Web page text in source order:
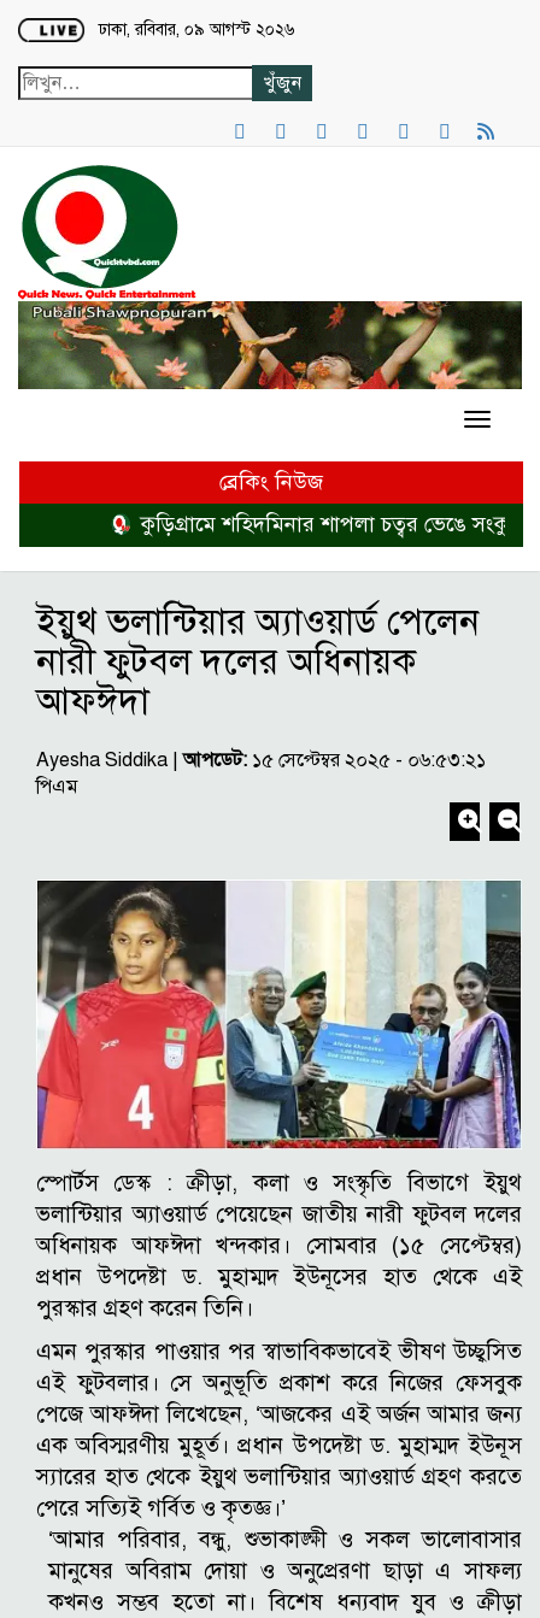
Loading...
ঢাকা, রবিবার, ০৯ আগস্ট ২০২৬
ব্রেকিং নিউজ
কুড়িগ্রামে শহিদমিনার শাপলা চত্বর ভেঙে সংকুচিত
ইয়ুথ ভলান্টিয়ার অ্যাওয়ার্ড পেলেন
নারী ফুটবল দলের অধিনায়ক
আফঈদা
Ayesha Siddika |আপডেট: ১৫ সেপ্টেম্বর ২০২৫ - ০৬:৫৩:২১
পিএম
স্পোর্টস ডেস্ক :ক্রীড়া, কলা ও সংস্কৃতি বিভাগে ইয়ুথ
ভলান্টিয়ার অ্যাওয়ার্ড পেয়েছেন জাতীয় নারী ফুটবল দলের
অধিনায়ক আফঈদা খন্দকার। সোমবার (১৫ সেপ্টেম্বর)
প্রধান উপদেষ্টা ড. মুহাম্মদ ইউনূসের হাত থেকে এই
পুরস্কার গ্রহণ করেন তিনি।
এমন পুরস্কার পাওয়ার পর স্বাভাবিকভাবেই ভীষণ উচ্ছ্বসিত
এই ফুটবলার। সে অনুভূতি প্রকাশ করে নিজের ফেসবুক
পেজে আফঈদা লিখেছেন, ‘আজকের এই অর্জন আমার জন্য
এক অবিস্মরণীয় মুহূর্ত। প্রধান উপদেষ্টা ড. মুহাম্মদ ইউনূস
স্যারের হাত থেকে ইয়ুথ ভলান্টিয়ার অ্যাওয়ার্ড গ্রহণ করতে
পেরে সত্যিই গর্বিত ও কৃতজ্ঞ।’
‘আমার পরিবার, বন্ধু, শুভাকাঙ্ক্ষী ও সকল ভালোবাসার
মানুষের অবিরাম দোয়া ও অনুপ্রেরণা ছাড়া এ সাফল্য
কখনও সম্ভব হতো না। বিশেষ ধন্যবাদ যুব ও ক্রীড়া